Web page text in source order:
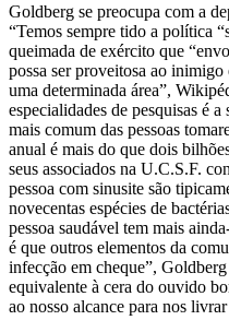
Goldberg se preocupa com a
“Temos sempre tido a política
queimada de exército que
possa ser proveitosa ao
uma determinada área”,
especialidades de pesquisas é
mais comum das pessoas
anual é mais do que dois
seus associados na U.C.S.F.
pessoa com sinusite são
novecentas espécies de
pessoa saudável tem mais
é que outros elementos da
infecção em cheque”,
equivalente à cera do ouvido
ao nosso alcance para nos livrar